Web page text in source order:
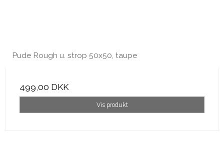
Pude Rough u. strop 50x50, taupe
499,00 DKK
Vis produkt